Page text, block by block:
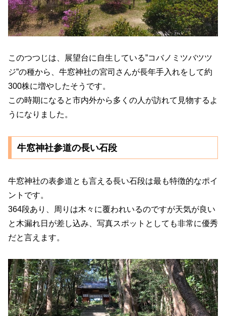
このつつじは、展望台に自生している”コバノミツバツツ
ジ”の種から、牛窓神社の宮司さんが長年手入れをして約
300株に増やしたそうです。
この時期になると市内外から多くの人が訪れて見物するよ
うになりました。
牛窓神社参道の長い石段
牛窓神社の表参道とも言える長い石段は最も特徴的なポイ
ントです。
364段あり、周りは木々に覆われいるのですが天気が良い
と木漏れ日が差し込み、写真スポットとしても非常に優秀
だと言えます。